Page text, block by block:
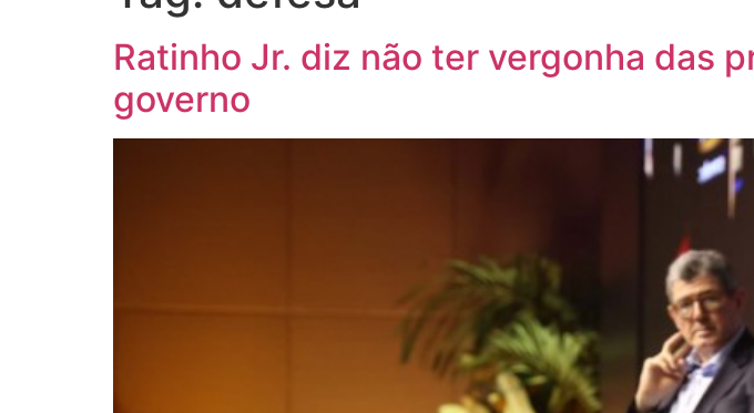
Ratinho Jr. diz não ter vergonha das
governo